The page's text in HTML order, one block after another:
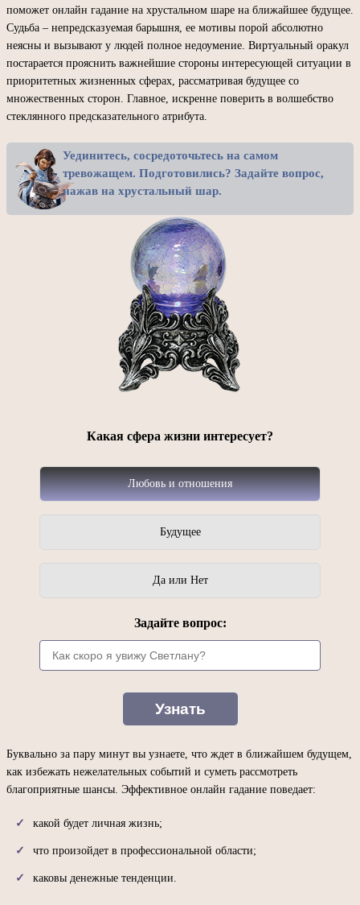
поможет онлайн гадание на хрустальном шаре на ближайшее будущее.
Судьба – непредсказуемая барышня, ее мотивы порой абсолютно
неясны и вызывают у людей полное недоумение. Виртуальный оракул
постарается прояснить важнейшие стороны интересующей ситуации в
приоритетных жизненных сферах, рассматривая будущее со
множественных сторон. Главное, искренне поверить в волшебство
стеклянного предсказательного атрибута.
Уединитесь, сосредоточьтесь на самом
тревожащем. Подготовились? Задайте вопрос,
нажав на хрустальный шар.
Какая сфера жизни интересует?
Любовь и отношения
Будущее
Да или Нет
Задайте вопрос:
Буквально за пару минут вы узнаете, что ждет в ближайшем будущем,
как избежать нежелательных событий и суметь рассмотреть
благоприятные шансы. Эффективное онлайн гадание поведает:
какой будет личная жизнь;
что произойдет в профессиональной области;
каковы денежные тенденции.